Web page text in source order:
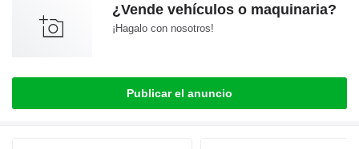
¿Vende vehículos o maquinaria?
¡Hagalo con nosotros!
Publicar el anuncio